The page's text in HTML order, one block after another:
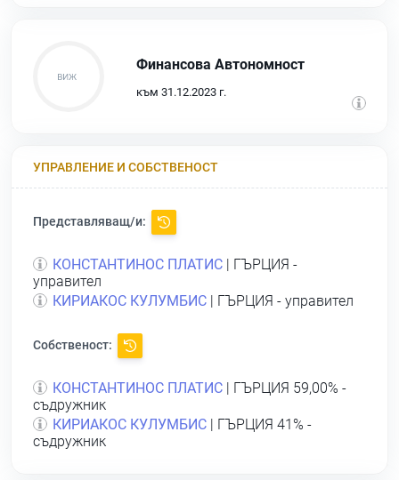
Финансова Автономност
към 31.12.2023 г.
УПРАВЛЕНИЕ И СОБСТВЕНОСТ
Представляващ/и:
КОНСТАНТИНОС ПЛАТИС | ГЪРЦИЯ -
управител
КИРИАКОС КУЛУМБИС | ГЪРЦИЯ - управител
Собственост:
КОНСТАНТИНОС ПЛАТИС | ГЪРЦИЯ 59,00% -
съдружник
КИРИАКОС КУЛУМБИС | ГЪРЦИЯ 41% -
съдружник